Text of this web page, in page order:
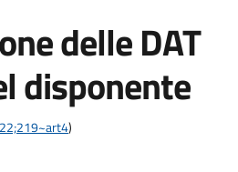
delle DAT
disponente
)